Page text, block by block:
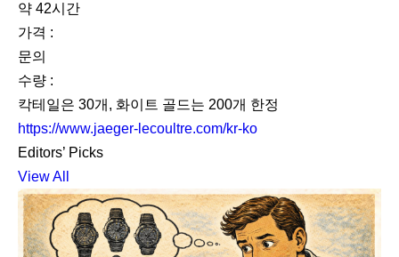
약 42시간
가격 :
문의
수량 :
칵테일은 30개, 화이트 골드는 200개 한정
https://www.jaeger-lecoultre.com/kr-ko
Editors’ Picks
View All